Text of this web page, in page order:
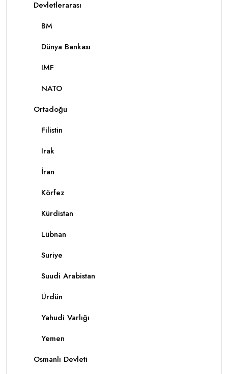
Devletlerarası
BM
Dünya Bankası
IMF
NATO
Ortadoğu
Filistin
Irak
İran
Körfez
Kürdistan
Lübnan
Suriye
Suudi Arabistan
Ürdün
Yahudi Varlığı
Yemen
Osmanlı Devleti